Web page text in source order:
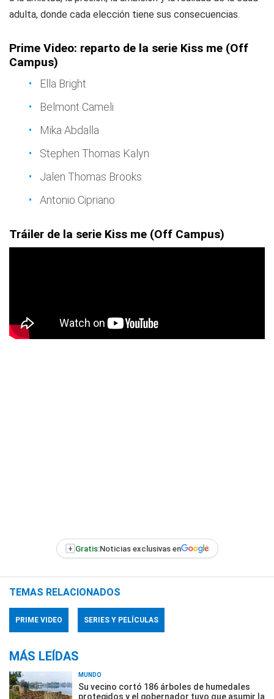
adulta, donde cada elección tiene sus consecuencias.
Prime Video: reparto de la serie Kiss me (Off
Campus)
Ella Bright
Belmont Cameli
Mika Abdalla
Stephen Thomas Kalyn
Jalen Thomas Brooks
Antonio Cipriano
Tráiler de la serie Kiss me (Off Campus)
+ Gratis:Noticias exclusivas en
TEMAS RELACIONADOS
PRIME VIDEO SERIES Y PELÍCULAS
MÁS LEÍDAS
MUNDO
Su vecino cortó 186 árboles de humedales
protegidos y el gobernador tuvo que asumir la